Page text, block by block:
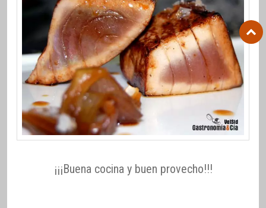
¡¡¡Buena cocina y buen provecho!!!